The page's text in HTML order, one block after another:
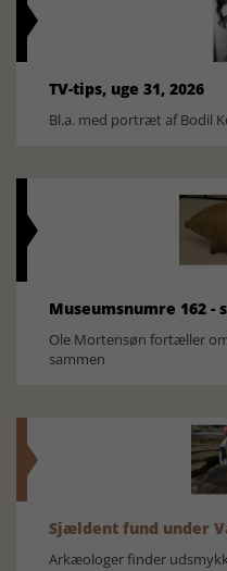
TV-tips, uge 31, 2026
Bl.a. med portræt af Bodil
Museumsnumre 162 -
Ole Mortensøn fortæller
sammen
Sjældent fund under
Arkæologer finder